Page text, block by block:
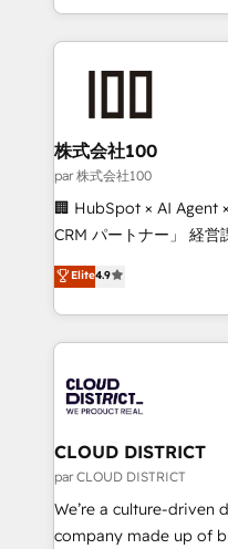
all in this together! From startup to enterprise, we’ll
what matters most:
wowing your customers. Let’s make HubSpot work
smarter for you!
across 9 countries.
insight with
grow. For over 12 years, we’ve delivered 500+
solutions that
and loop marketing,
Our multicultural team
and English to design
measurable growth. 🌎 Highlights: • 10+ years as a
Migration Excellence. •
LATAM 2022, 2023,
with HubSpot? Let
faster, smarter, and
株式会社100
par 株式会社100
🏢 HubSpot × AI Agent
CRM パートナー」 経営課題と現場業務をつなぐAIネイ
ティブ・エージェンシ
力で顧客フロント業務を再設計し
をする会社か？
トを組み込んだ顧客フ
ィブ・エージェンシー
門が分立する組織で、
を、CRMを軸とした全
思決定者・PMO・現場担
HubSpot導入・活用支
GTMの見える化・自動
Elite4.9
CLOUD DISTRICT
par CLOUD DISTRICT
We’re a culture-driven
company made up of